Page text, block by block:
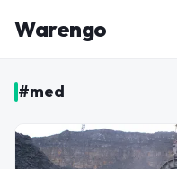
Warengo
#med